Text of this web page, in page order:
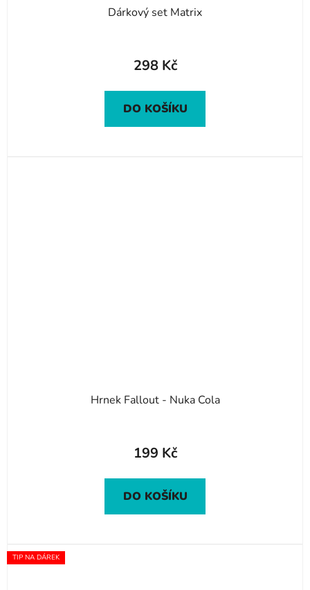
Dárkový set Matrix
298 Kč
DO KOŠÍKU
Hrnek Fallout - Nuka Cola
199 Kč
DO KOŠÍKU
TIP NA DÁREK